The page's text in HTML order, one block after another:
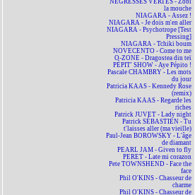
NÉGRESSES VERTES - Zobi
la mouche
NIAGARA - Assez !
NIAGARA - Je dois m'en aller
NIAGARA - Psychotrope [Test
Pressing]
NIAGARA - Tchiki boum
NOVECENTO - Come to me
O-ZONE - Dragostea din teï
PÉPIT' SHOW - Aye Pépito !
Pascale CHAMBRY - Les mots
du jour
Patricia KAAS - Kennedy Rose
(remix)
Patricia KAAS - Regarde les
riches
Patrick JUVET - Lady night
Patrick SÉBASTIEN - Tu
t'laisses aller (ma vieille)
Paul-Jean BOROWSKY - L'âge
de diamant
PEARL JAM - Given to fly
PERET - Late mi corazon
Pete TOWNSHEND - Face the
face
Phil O'KINS - Chasseur de
charme
Phil O'KINS - Chasseur de